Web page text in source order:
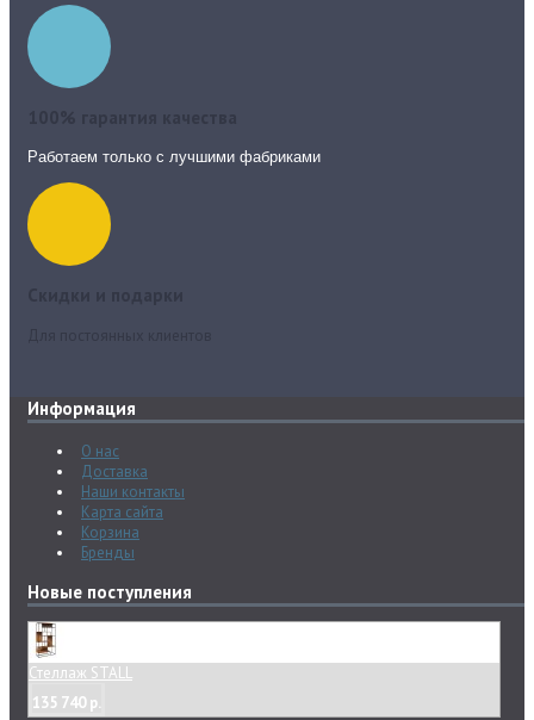
Работаем только с лучшими фабриками
Информация
О нас
Доставка
Наши контакты
Карта сайта
Корзина
Бренды
Новые поступления
Стеллаж STALL
135 740 р.